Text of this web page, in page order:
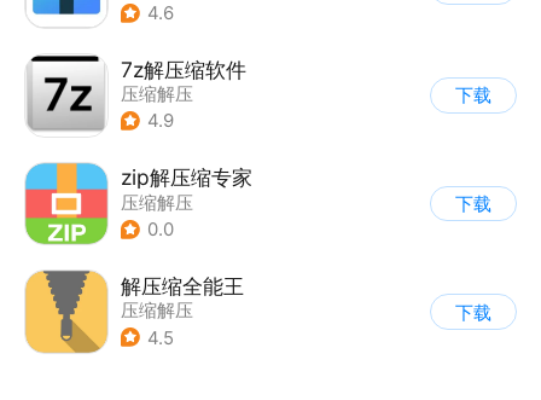
4.6
7z解压缩软件
压缩解压
4.9
下载
zip解压缩专家
压缩解压
0.0
下载
解压缩全能王
压缩解压
4.5
下载